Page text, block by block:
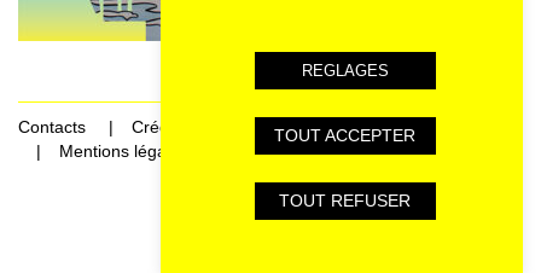
Contacts
Crédits
Mentions légales et données personnelles
REGLAGES
TOUT ACCEPTER
TOUT REFUSER